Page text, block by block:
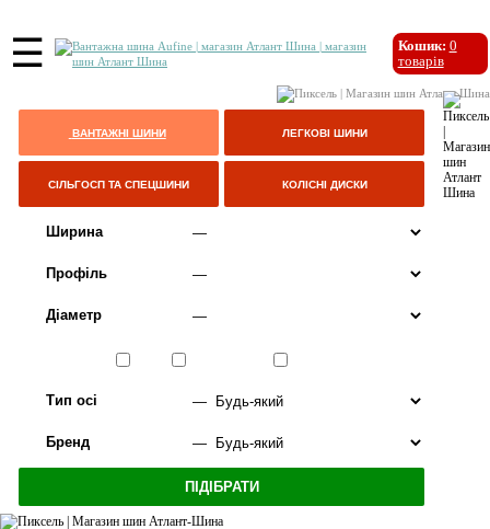
☰ Кошик: 0
товарів
ВАНТАЖНІ ШИНИ ЛЕГКОВІ ШИНИ
СІЛЬГОСП ТА СПЕЦШИНИ КОЛІСНІ ДИСКИ
Ширина
Профіль
Діаметр
Тип осі
Бренд